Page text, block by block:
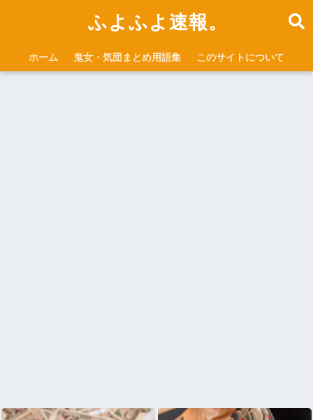
ふよふよ速報。
ホーム 鬼女・気団まとめ用語集 このサイトについて